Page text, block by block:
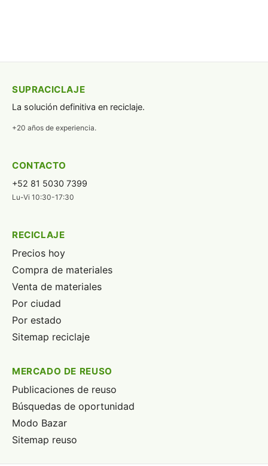
SUPRACICLAJE
La solución definitiva en reciclaje.
+20 años de experiencia.
CONTACTO
+52 81 5030 7399
Lu-Vi 10:30-17:30
RECICLAJE
Precios hoy
Compra de materiales
Venta de materiales
Por ciudad
Por estado
Sitemap reciclaje
MERCADO DE REUSO
Publicaciones de reuso
Búsquedas de oportunidad
Modo Bazar
Sitemap reuso